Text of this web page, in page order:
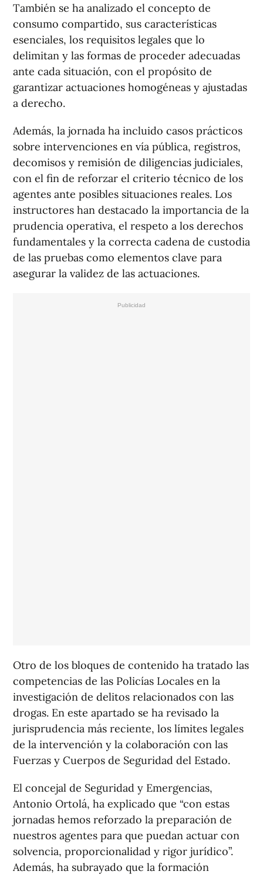
También se ha analizado el concepto de
consumo compartido, sus características
esenciales, los requisitos legales que lo
delimitan y las formas de proceder adecuadas
ante cada situación, con el propósito de
garantizar actuaciones homogéneas y ajustadas
a derecho.
Además, la jornada ha incluido casos prácticos
sobre intervenciones en vía pública, registros,
decomisos y remisión de diligencias judiciales,
con el fin de reforzar el criterio técnico de los
agentes ante posibles situaciones reales. Los
instructores han destacado la importancia de la
prudencia operativa, el respeto a los derechos
fundamentales y la correcta cadena de custodia
de las pruebas como elementos clave para
asegurar la validez de las actuaciones.
Otro de los bloques de contenido ha tratado las
competencias de las Policías Locales en la
investigación de delitos relacionados con las
drogas. En este apartado se ha revisado la
jurisprudencia más reciente, los límites legales
de la intervención y la colaboración con las
Fuerzas y Cuerpos de Seguridad del Estado.
El concejal de Seguridad y Emergencias,
Antonio Ortolá, ha explicado que “con estas
jornadas hemos reforzado la preparación de
nuestros agentes para que puedan actuar con
solvencia, proporcionalidad y rigor jurídico”.
Además, ha subrayado que la formación